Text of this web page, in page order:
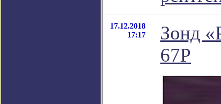
17.12.2018
17:17
Зонд
67P